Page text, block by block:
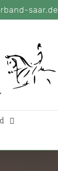
saar.de